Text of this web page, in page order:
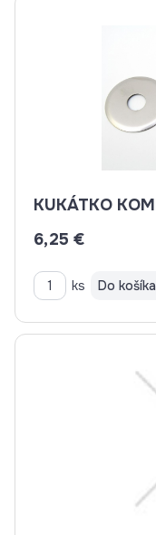
6,25 €
ks Do košíka